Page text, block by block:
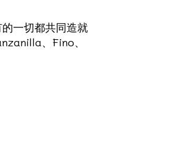
一切都共同造就
、Fino、